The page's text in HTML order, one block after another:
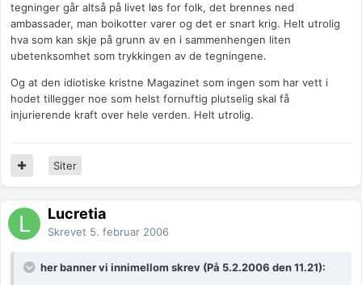
tegninger går altså på livet løs for folk, det brennes ned
ambassader, man boikotter varer og det er snart krig. Helt utrolig
hva som kan skje på grunn av en i sammenhengen liten
ubetenksomhet som trykkingen av de tegningene.
Og at den idiotiske kristne Magazinet som ingen som har vett i
hodet tillegger noe som helst fornuftig plutselig skal få
injurierende kraft over hele verden. Helt utrolig.
Siter
Lucretia
Skrevet 5. februar 2006
her banner vi innimellom skrev (På 5.2.2006 den 11.21):